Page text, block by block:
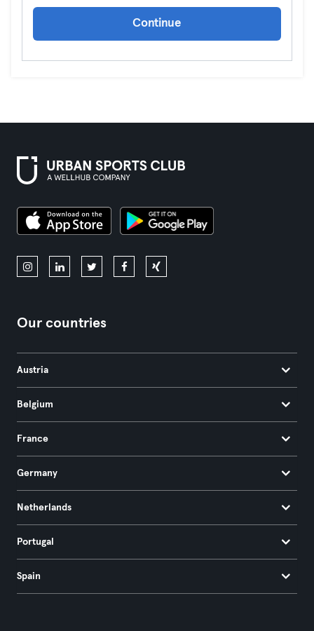
Continue
Our countries
Austria
Belgium
France
Germany
Netherlands
Portugal
Spain